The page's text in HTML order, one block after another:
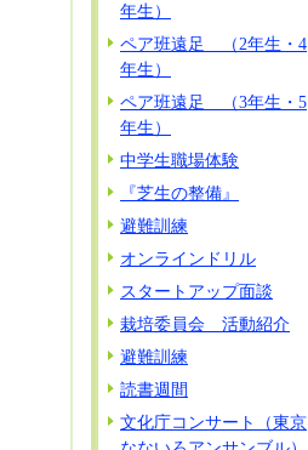
年生）
ペア班遠足 （2年生・4
年生）
ペア班遠足 （3年生・5
年生）
中学生職場体験
『芝生の整備』
避難訓練
オンラインドリル
スタートアップ面談
栽培委員会 活動紹介
避難訓練
読書週間
文化庁コンサート（東京